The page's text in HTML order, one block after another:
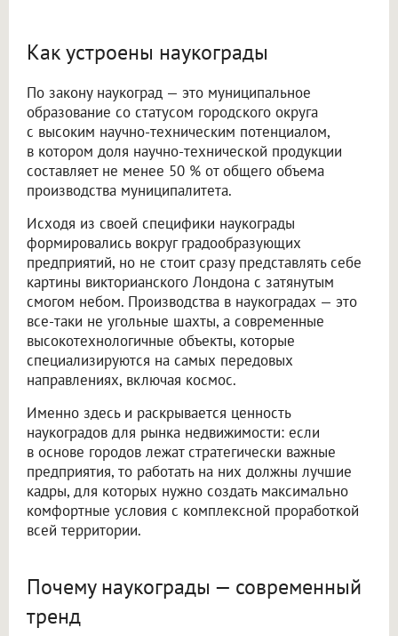
Как устроены наукограды
По закону наукоград — это муниципальное
образование со статусом городского округа
с высоким научно-техническим потенциалом,
в котором доля научно-технической продукции
составляет не менее 50 % от общего объема
производства муниципалитета.
Исходя из своей специфики наукограды
формировались вокруг градообразующих
предприятий, но не стоит сразу представлять себе
картины викторианского Лондона с затянутым
смогом небом. Производства в наукоградах — это
все-таки не угольные шахты, а современные
высокотехнологичные объекты, которые
специализируются на самых передовых
направлениях, включая космос.
Именно здесь и раскрывается ценность
наукоградов для рынка недвижимости: если
в основе городов лежат стратегически важные
предприятия, то работать на них должны лучшие
кадры, для которых нужно создать максимально
комфортные условия с комплексной проработкой
всей территории.
Почему наукограды — современный
тренд